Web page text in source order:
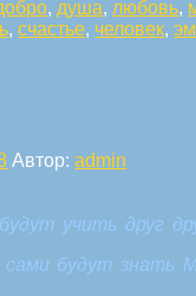
, душа, любовь,
,счастье, человек,
Автор:admin
учить друг
сами будут знать